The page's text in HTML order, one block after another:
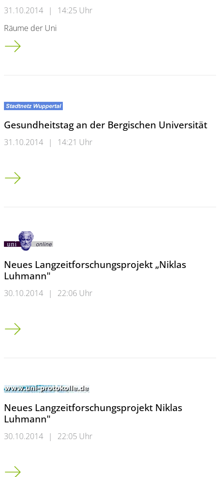
31.10.2014 |
14:25 Uhr
Räume der Uni
Aus Facebook-Gruppe wird anerkannte Organisation: Die
Gesundheitstag an der Bergischen Universität
31.10.2014 | 14:21 Uhr
Gesundheitstag an der Bergischen Universität
Neues Langzeitforschungsprojekt „Niklas
Luhmann"
30.10.2014 | 22:06 Uhr
Neues Langzeitforschungsprojekt „Niklas Luhmann"
Neues Langzeitforschungsprojekt Niklas
Luhmann"
30.10.2014 | 22:05 Uhr
Neues Langzeitforschungsprojekt Niklas Luhmann"